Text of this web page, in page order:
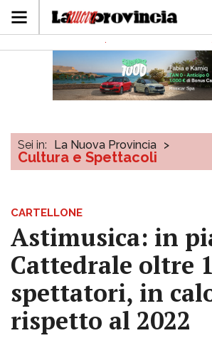
Sei in: La Nuova Provincia >
Cultura e Spettacoli
CARTELLONE
Astimusica: in
Cattedrale oltre
spettatori, in
rispetto al 2022